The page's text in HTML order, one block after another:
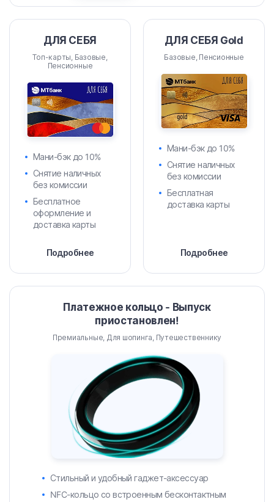
ДЛЯ СЕБЯ
Топ-карты, Базовые,
Пенсионные
Мани-бэк до 10%
Снятие наличных
без комиссии
Бесплатное
оформление и
доставка карты
Подробнее
ДЛЯ СЕБЯ Gold
Базовые, Пенсионные
Мани-бэк до 10%
Снятие наличных
без комиссии
Бесплатная
доставка карты
Подробнее
Платежное кольцо - Выпуск
приостановлен!
Премиальные, Для шопинга, Путешественнику
Стильный и удобный гаджет-аксессуар
NFC-кольцо со встроенным бесконтактным